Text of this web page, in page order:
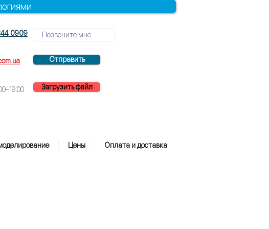
0909
Отправить
Загрузить файл
Цены Оплата и доставка